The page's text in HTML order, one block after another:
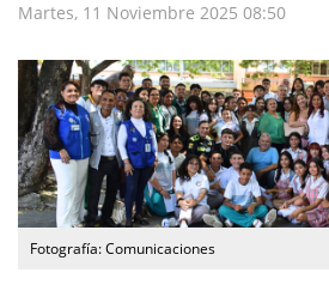
Martes, 11 Noviembre 2025 08:50
Fotografía: Comunicaciones